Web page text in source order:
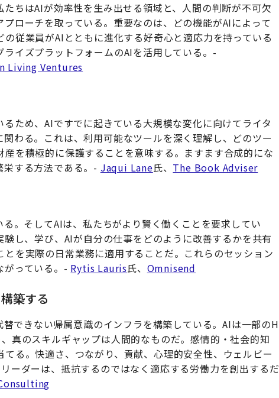
ちはAIが効率性を生み出せる領域と、人間の判断が不可欠
ローチを取っている。重要なのは、どの機能がAIによって
従業員がAIとともに進化する好奇心と適応力を持っている
イズプラットフォームのAIを活用している。-
Living Ventures
ため、AIですでに起きている大規模な変化に向けてライタ
わる。これは、利用可能なツールを深く理解し、どのツー
を積極的に保護することを意味する。ますます合成的にな
栄する方法である。- Jaqui Lane氏、 The Book Adviser
。そしてAIは、私たちがより賢く働くことを要求してい
し、学び、AIが自分の仕事をどのように改善するかを共有
を実際の日常業務に適用することだ。これらのセッション
がっている。- Rytis Lauris氏、 Omnisend
築する
できない帰属意識のインフラを構築している。AIは一部のH
真のスキルギャップは人間的なものだ。感情的・社会的知
る。快適さ、つながり、貢献、心理的安全性、ウェルビー
ーダーは、抵抗するのではなく適応する労働力を創出するだ